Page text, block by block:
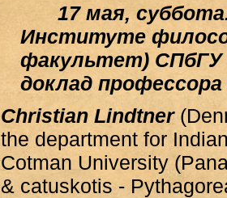
17 мая,
Институте
факультет) СПбГУ
доклад
Christian Lindtner
the department for
Cotman University
& catuskotis -